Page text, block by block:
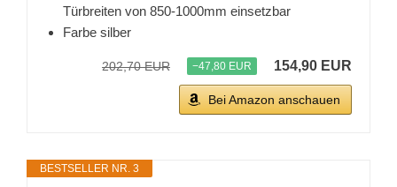
Türbreiten von 850-1000mm einsetzbar
Farbe silber
202,70 EUR −47,80 EUR 154,90 EUR
Bei Amazon anschauen
BESTSELLER NR. 3